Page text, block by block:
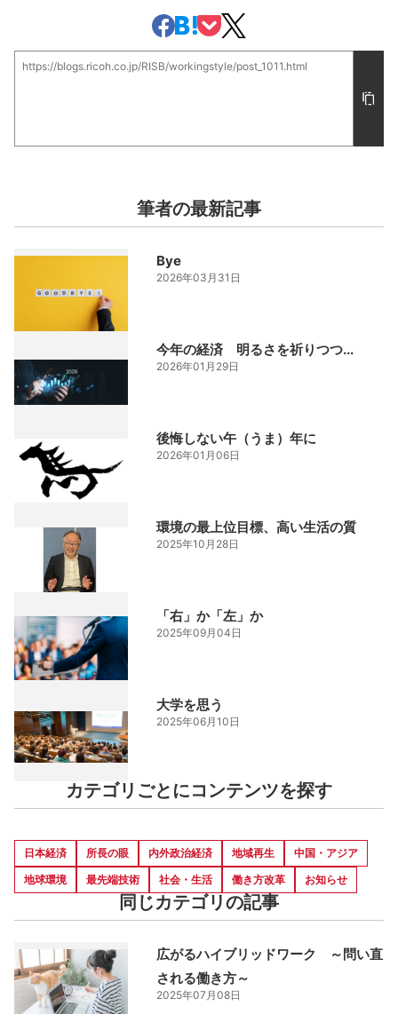
https://blogs.ricoh.co.jp/RISB/workingstyle/post_1011.html
の
URL
筆者の最新記事
Bye
2026年03月31日
今年の経済 明るさを祈りつつ...
2026年01月29日
後悔しない午（うま）年に
2026年01月06日
環境の最上位目標、高い生活の質
2025年10月28日
「右」か「左」か
2025年09月04日
大学を思う
2025年06月10日
カテゴリごとにコンテンツを探す
日本経済 所長の眼 内外政治経済 地域再生
中国・アジア
地球環境
最先端技術 社会・生活 働き方改革 お知らせ
同じカテゴリの記事
広がるハイブリッドワーク ～問い直
される働き方～
2025年07月08日